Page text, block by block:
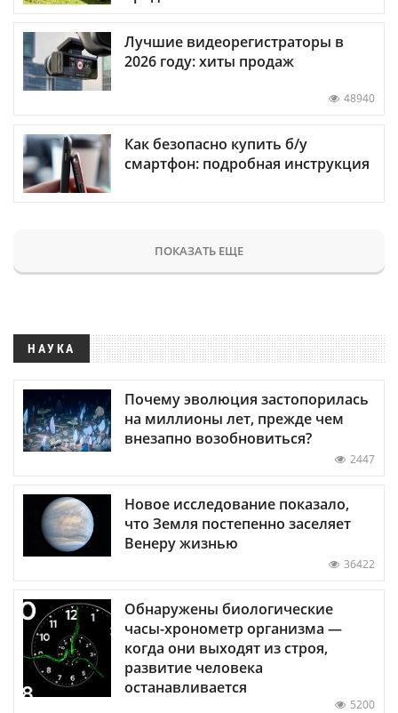
Лучшие видеорегистраторы в
2026 году: хиты продаж
48940
Как безопасно купить б/у
смартфон: подробная инструкция
ПОКАЗАТЬ ЕЩЕ
НАУКА
Почему эволюция застопорилась
на миллионы лет, прежде чем
внезапно возобновиться?
2447
Новое исследование показало,
что Земля постепенно заселяет
Венеру жизнью
36422
Обнаружены биологические
часы-хронометр организма —
когда они выходят из строя,
развитие человека
останавливается
5200